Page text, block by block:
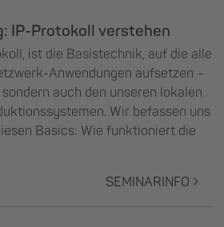
IP-Protokoll verstehen
ist die Basistechnik, auf die alle
Anwendungen aufsetzen –
auch den unseren lokalen
Wir befassen uns
Basics: Wie funktioniert die
SEMINARINFO